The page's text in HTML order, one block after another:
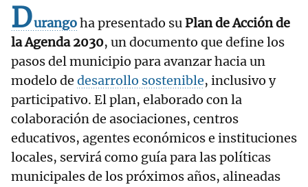
Durangoha presentado suPlan de Acción de
la Agenda 2030, un documento que define los
pasos del municipio para avanzar hacia un
modelo de desarrollo sostenible, inclusivo y
participativo. El plan, elaborado con la
colaboración de asociaciones, centros
educativos, agentes económicos e instituciones
locales, servirá como guía para las políticas
municipales de los próximos años, alineadas